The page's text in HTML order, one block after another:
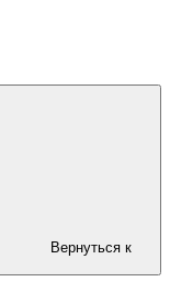
Вернуться к